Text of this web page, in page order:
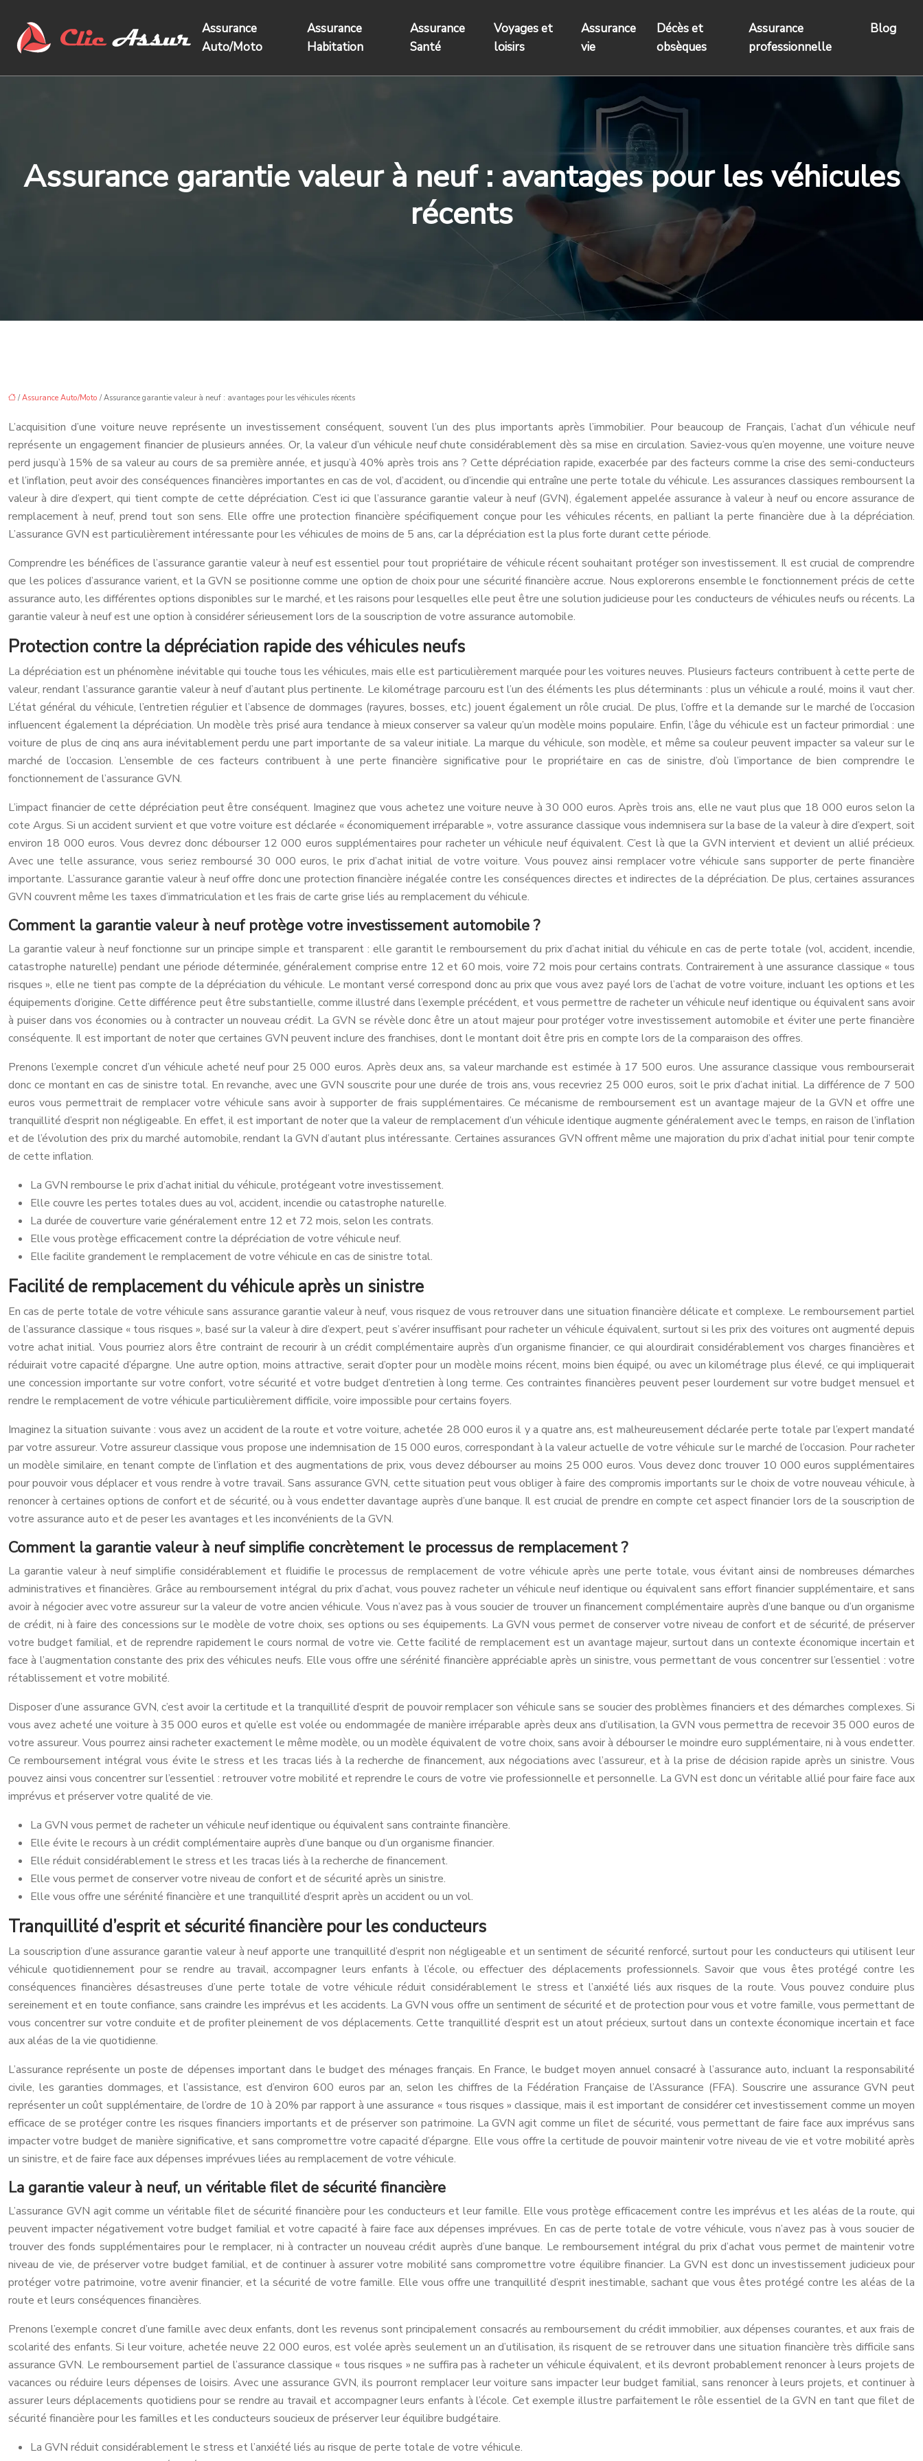
Assurance
Auto/Moto
Assurance
Habitation
Assurance
Santé
Voyages et
loisirs
Assurance
vie
Décès et
obsèques
Assurance
professionnelle
Blog
Assurance garantie valeur à neuf : avantages pour les véhicules
récents
/Assurance Auto/Moto / Assurance garantie valeur à neuf : avantages pour les véhicules récents
L’acquisition d’une voiture neuve représente un investissement conséquent, souvent l’un des plus importants après l’immobilier. Pour beaucoup de Français, l’achat d’un véhicule neuf
représente un engagement financier de plusieurs années. Or, la valeur d’un véhicule neuf chute considérablement dès sa mise en circulation. Saviez-vous qu’en moyenne, une voiture neuve
perd jusqu’à 15% de sa valeur au cours de sa première année, et jusqu’à 40% après trois ans ? Cette dépréciation rapide, exacerbée par des facteurs comme la crise des semi-conducteurs
et l’inflation, peut avoir des conséquences financières importantes en cas de vol, d’accident, ou d’incendie qui entraîne une perte totale du véhicule. Les assurances classiques remboursent la
valeur à dire d’expert, qui tient compte de cette dépréciation. C’est ici que l’assurance garantie valeur à neuf (GVN), également appelée assurance à valeur à neuf ou encore assurance de
remplacement à neuf, prend tout son sens. Elle offre une protection financière spécifiquement conçue pour les véhicules récents, en palliant la perte financière due à la dépréciation.
L’assurance GVN est particulièrement intéressante pour les véhicules de moins de 5 ans, car la dépréciation est la plus forte durant cette période.
Comprendre les bénéfices de l’assurance garantie valeur à neuf est essentiel pour tout propriétaire de véhicule récent souhaitant protéger son investissement. Il est crucial de comprendre
que les polices d’assurance varient, et la GVN se positionne comme une option de choix pour une sécurité financière accrue. Nous explorerons ensemble le fonctionnement précis de cette
assurance auto, les différentes options disponibles sur le marché, et les raisons pour lesquelles elle peut être une solution judicieuse pour les conducteurs de véhicules neufs ou récents. La
garantie valeur à neuf est une option à considérer sérieusement lors de la souscription de votre assurance automobile.
Protection contre la dépréciation rapide des véhicules neufs
La dépréciation est un phénomène inévitable qui touche tous les véhicules, mais elle est particulièrement marquée pour les voitures neuves. Plusieurs facteurs contribuent à cette perte de
valeur, rendant l’assurance garantie valeur à neuf d’autant plus pertinente. Le kilométrage parcouru est l’un des éléments les plus déterminants : plus un véhicule a roulé, moins il vaut cher.
L’état général du véhicule, l’entretien régulier et l’absence de dommages (rayures, bosses, etc.) jouent également un rôle crucial. De plus, l’offre et la demande sur le marché de l’occasion
influencent également la dépréciation. Un modèle très prisé aura tendance à mieux conserver sa valeur qu’un modèle moins populaire. Enfin, l’âge du véhicule est un facteur primordial : une
voiture de plus de cinq ans aura inévitablement perdu une part importante de sa valeur initiale. La marque du véhicule, son modèle, et même sa couleur peuvent impacter sa valeur sur le
marché de l’occasion. L’ensemble de ces facteurs contribuent à une perte financière significative pour le propriétaire en cas de sinistre, d’où l’importance de bien comprendre le
fonctionnement de l’assurance GVN.
L’impact financier de cette dépréciation peut être conséquent. Imaginez que vous achetez une voiture neuve à 30 000 euros. Après trois ans, elle ne vaut plus que 18 000 euros selon la
cote Argus. Si un accident survient et que votre voiture est déclarée « économiquement irréparable », votre assurance classique vous indemnisera sur la base de la valeur à dire d’expert, soit
environ 18 000 euros. Vous devrez donc débourser 12 000 euros supplémentaires pour racheter un véhicule neuf équivalent. C’est là que la GVN intervient et devient un allié précieux.
Avec une telle assurance, vous seriez remboursé 30 000 euros, le prix d’achat initial de votre voiture. Vous pouvez ainsi remplacer votre véhicule sans supporter de perte financière
importante. L’assurance garantie valeur à neuf offre donc une protection financière inégalée contre les conséquences directes et indirectes de la dépréciation. De plus, certaines assurances
GVN couvrent même les taxes d’immatriculation et les frais de carte grise liés au remplacement du véhicule.
Comment la garantie valeur à neuf protège votre investissement automobile ?
La garantie valeur à neuf fonctionne sur un principe simple et transparent : elle garantit le remboursement du prix d’achat initial du véhicule en cas de perte totale (vol, accident, incendie,
catastrophe naturelle) pendant une période déterminée, généralement comprise entre 12 et 60 mois, voire 72 mois pour certains contrats. Contrairement à une assurance classique « tous
risques », elle ne tient pas compte de la dépréciation du véhicule. Le montant versé correspond donc au prix que vous avez payé lors de l’achat de votre voiture, incluant les options et les
équipements d’origine. Cette différence peut être substantielle, comme illustré dans l’exemple précédent, et vous permettre de racheter un véhicule neuf identique ou équivalent sans avoir
à puiser dans vos économies ou à contracter un nouveau crédit. La GVN se révèle donc être un atout majeur pour protéger votre investissement automobile et éviter une perte financière
conséquente. Il est important de noter que certaines GVN peuvent inclure des franchises, dont le montant doit être pris en compte lors de la comparaison des offres.
Prenons l’exemple concret d’un véhicule acheté neuf pour 25 000 euros. Après deux ans, sa valeur marchande est estimée à 17 500 euros. Une assurance classique vous rembourserait
donc ce montant en cas de sinistre total. En revanche, avec une GVN souscrite pour une durée de trois ans, vous recevriez 25 000 euros, soit le prix d’achat initial. La différence de 7 500
euros vous permettrait de remplacer votre véhicule sans avoir à supporter de frais supplémentaires. Ce mécanisme de remboursement est un avantage majeur de la GVN et offre une
tranquillité d’esprit non négligeable. En effet, il est important de noter que la valeur de remplacement d’un véhicule identique augmente généralement avec le temps, en raison de l’inflation
et de l’évolution des prix du marché automobile, rendant la GVN d’autant plus intéressante. Certaines assurances GVN offrent même une majoration du prix d’achat initial pour tenir compte
de cette inflation.
La GVN rembourse le prix d’achat initial du véhicule, protégeant votre investissement.
Elle couvre les pertes totales dues au vol, accident, incendie ou catastrophe naturelle.
La durée de couverture varie généralement entre 12 et 72 mois, selon les contrats.
Elle vous protège efficacement contre la dépréciation de votre véhicule neuf.
Elle facilite grandement le remplacement de votre véhicule en cas de sinistre total.
Facilité de remplacement du véhicule après un sinistre
En cas de perte totale de votre véhicule sans assurance garantie valeur à neuf, vous risquez de vous retrouver dans une situation financière délicate et complexe. Le remboursement partiel
de l’assurance classique « tous risques », basé sur la valeur à dire d’expert, peut s’avérer insuffisant pour racheter un véhicule équivalent, surtout si les prix des voitures ont augmenté depuis
votre achat initial. Vous pourriez alors être contraint de recourir à un crédit complémentaire auprès d’un organisme financier, ce qui alourdirait considérablement vos charges financières et
réduirait votre capacité d’épargne. Une autre option, moins attractive, serait d’opter pour un modèle moins récent, moins bien équipé, ou avec un kilométrage plus élevé, ce qui impliquerait
une concession importante sur votre confort, votre sécurité et votre budget d’entretien à long terme. Ces contraintes financières peuvent peser lourdement sur votre budget mensuel et
rendre le remplacement de votre véhicule particulièrement difficile, voire impossible pour certains foyers.
Imaginez la situation suivante : vous avez un accident de la route et votre voiture, achetée 28 000 euros il y a quatre ans, est malheureusement déclarée perte totale par l’expert mandaté
par votre assureur. Votre assureur classique vous propose une indemnisation de 15 000 euros, correspondant à la valeur actuelle de votre véhicule sur le marché de l’occasion. Pour racheter
un modèle similaire, en tenant compte de l’inflation et des augmentations de prix, vous devez débourser au moins 25 000 euros. Vous devez donc trouver 10 000 euros supplémentaires
pour pouvoir vous déplacer et vous rendre à votre travail. Sans assurance GVN, cette situation peut vous obliger à faire des compromis importants sur le choix de votre nouveau véhicule, à
renoncer à certaines options de confort et de sécurité, ou à vous endetter davantage auprès d’une banque. Il est crucial de prendre en compte cet aspect financier lors de la souscription de
votre assurance auto et de peser les avantages et les inconvénients de la GVN.
Comment la garantie valeur à neuf simplifie concrètement le processus de remplacement ?
La garantie valeur à neuf simplifie considérablement et fluidifie le processus de remplacement de votre véhicule après une perte totale, vous évitant ainsi de nombreuses démarches
administratives et financières. Grâce au remboursement intégral du prix d’achat, vous pouvez racheter un véhicule neuf identique ou équivalent sans effort financier supplémentaire, et sans
avoir à négocier avec votre assureur sur la valeur de votre ancien véhicule. Vous n’avez pas à vous soucier de trouver un financement complémentaire auprès d’une banque ou d’un organisme
de crédit, ni à faire des concessions sur le modèle de votre choix, ses options ou ses équipements. La GVN vous permet de conserver votre niveau de confort et de sécurité, de préserver
votre budget familial, et de reprendre rapidement le cours normal de votre vie. Cette facilité de remplacement est un avantage majeur, surtout dans un contexte économique incertain et
face à l’augmentation constante des prix des véhicules neufs. Elle vous offre une sérénité financière appréciable après un sinistre, vous permettant de vous concentrer sur l’essentiel : votre
rétablissement et votre mobilité.
Disposer d’une assurance GVN, c’est avoir la certitude et la tranquillité d’esprit de pouvoir remplacer son véhicule sans se soucier des problèmes financiers et des démarches complexes. Si
vous avez acheté une voiture à 35 000 euros et qu’elle est volée ou endommagée de manière irréparable après deux ans d’utilisation, la GVN vous permettra de recevoir 35 000 euros de
votre assureur. Vous pourrez ainsi racheter exactement le même modèle, ou un modèle équivalent de votre choix, sans avoir à débourser le moindre euro supplémentaire, ni à vous endetter.
Ce remboursement intégral vous évite le stress et les tracas liés à la recherche de financement, aux négociations avec l’assureur, et à la prise de décision rapide après un sinistre. Vous
pouvez ainsi vous concentrer sur l’essentiel : retrouver votre mobilité et reprendre le cours de votre vie professionnelle et personnelle. La GVN est donc un véritable allié pour faire face aux
imprévus et préserver votre qualité de vie.
La GVN vous permet de racheter un véhicule neuf identique ou équivalent sans contrainte financière.
Elle évite le recours à un crédit complémentaire auprès d’une banque ou d’un organisme financier.
Elle réduit considérablement le stress et les tracas liés à la recherche de financement.
Elle vous permet de conserver votre niveau de confort et de sécurité après un sinistre.
Elle vous offre une sérénité financière et une tranquillité d’esprit après un accident ou un vol.
Tranquillité d’esprit et sécurité financière pour les conducteurs
La souscription d’une assurance garantie valeur à neuf apporte une tranquillité d’esprit non négligeable et un sentiment de sécurité renforcé, surtout pour les conducteurs qui utilisent leur
véhicule quotidiennement pour se rendre au travail, accompagner leurs enfants à l’école, ou effectuer des déplacements professionnels. Savoir que vous êtes protégé contre les
conséquences financières désastreuses d’une perte totale de votre véhicule réduit considérablement le stress et l’anxiété liés aux risques de la route. Vous pouvez conduire plus
sereinement et en toute confiance, sans craindre les imprévus et les accidents. La GVN vous offre un sentiment de sécurité et de protection pour vous et votre famille, vous permettant de
vous concentrer sur votre conduite et de profiter pleinement de vos déplacements. Cette tranquillité d’esprit est un atout précieux, surtout dans un contexte économique incertain et face
aux aléas de la vie quotidienne.
L’assurance représente un poste de dépenses important dans le budget des ménages français. En France, le budget moyen annuel consacré à l’assurance auto, incluant la responsabilité
civile, les garanties dommages, et l’assistance, est d’environ 600 euros par an, selon les chiffres de la Fédération Française de l’Assurance (FFA). Souscrire une assurance GVN peut
représenter un coût supplémentaire, de l’ordre de 10 à 20% par rapport à une assurance « tous risques » classique, mais il est important de considérer cet investissement comme un moyen
efficace de se protéger contre les risques financiers importants et de préserver son patrimoine. La GVN agit comme un filet de sécurité, vous permettant de faire face aux imprévus sans
impacter votre budget de manière significative, et sans compromettre votre capacité d’épargne. Elle vous offre la certitude de pouvoir maintenir votre niveau de vie et votre mobilité après
un sinistre, et de faire face aux dépenses imprévues liées au remplacement de votre véhicule.
La garantie valeur à neuf, un véritable filet de sécurité financière
L’assurance GVN agit comme un véritable filet de sécurité financière pour les conducteurs et leur famille. Elle vous protège efficacement contre les imprévus et les aléas de la route, qui
peuvent impacter négativement votre budget familial et votre capacité à faire face aux dépenses imprévues. En cas de perte totale de votre véhicule, vous n’avez pas à vous soucier de
trouver des fonds supplémentaires pour le remplacer, ni à contracter un nouveau crédit auprès d’une banque. Le remboursement intégral du prix d’achat vous permet de maintenir votre
niveau de vie, de préserver votre budget familial, et de continuer à assurer votre mobilité sans compromettre votre équilibre financier. La GVN est donc un investissement judicieux pour
protéger votre patrimoine, votre avenir financier, et la sécurité de votre famille. Elle vous offre une tranquillité d’esprit inestimable, sachant que vous êtes protégé contre les aléas de la
route et leurs conséquences financières.
Prenons l’exemple concret d’une famille avec deux enfants, dont les revenus sont principalement consacrés au remboursement du crédit immobilier, aux dépenses courantes, et aux frais de
scolarité des enfants. Si leur voiture, achetée neuve 22 000 euros, est volée après seulement un an d’utilisation, ils risquent de se retrouver dans une situation financière très difficile sans
assurance GVN. Le remboursement partiel de l’assurance classique « tous risques » ne suffira pas à racheter un véhicule équivalent, et ils devront probablement renoncer à leurs projets de
vacances ou réduire leurs dépenses de loisirs. Avec une assurance GVN, ils pourront remplacer leur voiture sans impacter leur budget familial, sans renoncer à leurs projets, et continuer à
assurer leurs déplacements quotidiens pour se rendre au travail et accompagner leurs enfants à l’école. Cet exemple illustre parfaitement le rôle essentiel de la GVN en tant que filet de
sécurité financière pour les familles et les conducteurs soucieux de préserver leur équilibre budgétaire.
La GVN réduit considérablement le stress et l’anxiété liés au risque de perte totale de votre véhicule.